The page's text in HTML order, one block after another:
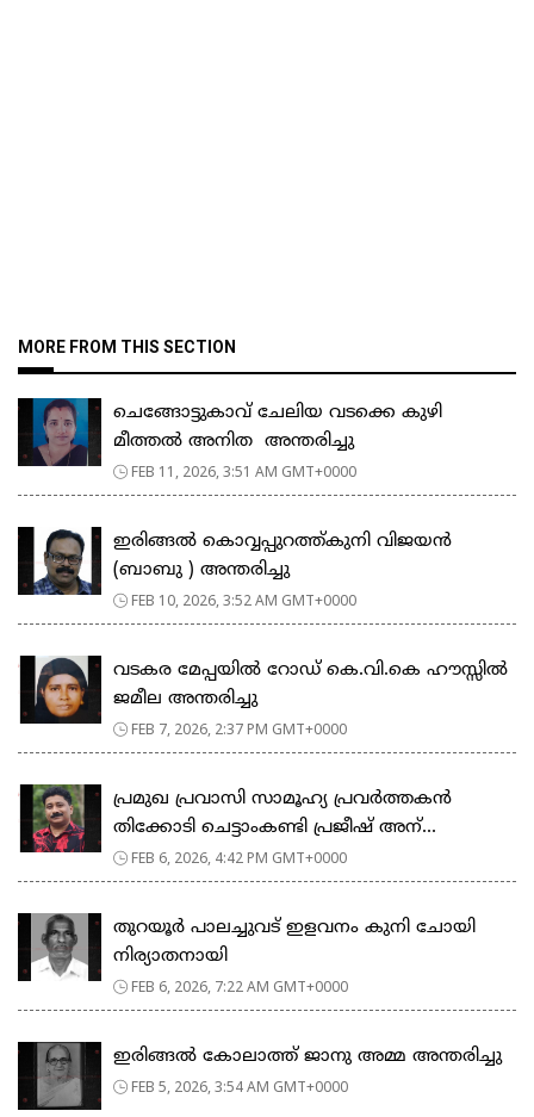
MORE FROM THIS SECTION
ചെങ്ങോട്ടുകാവ് ചേലിയ വടക്കെ കുഴി
മീത്തൽ അനിത അന്തരിച്ചു
FEB 11, 2026, 3:51 AM GMT+0000
ഇരിങ്ങൽ കൊവ്വപ്പുറത്ത്കുനി വിജയൻ
(ബാബു ) അന്തരിച്ചു
FEB 10, 2026, 3:52 AM GMT+0000
വടകര മേപ്പയിൽ റോഡ് കെ.വി.കെ ഹൗസ്സിൽ
ജമീല അന്തരിച്ചു
FEB 7, 2026, 2:37 PM GMT+0000
പ്രമുഖ പ്രവാസി സാമൂഹ്യ പ്രവർത്തകൻ
തിക്കോടി ചെട്ടാംകണ്ടി പ്രജീഷ് അന്...
FEB 6, 2026, 4:42 PM GMT+0000
തുറയൂർ പാലച്ചുവട് ഇളവനം കുനി ചോയി
നിര്യാതനായി
FEB 6, 2026, 7:22 AM GMT+0000
ഇരിങ്ങൽ കോലാത്ത് ജാനു അമ്മ അന്തരിച്ചു
FEB 5, 2026, 3:54 AM GMT+0000